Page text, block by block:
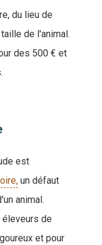
du lieu de
de l'animal.
des 500 € et
est
un défaut
animal.
de
et pour